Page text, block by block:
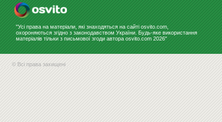
"Усі права на матеріали, які знаходяться на сайті osvito.com,
охороняються згідно з законодавством України. Будь-яке використання
матеріалів тільки з письмової згоди автора osvito.com 2026"
© Всі права захищені